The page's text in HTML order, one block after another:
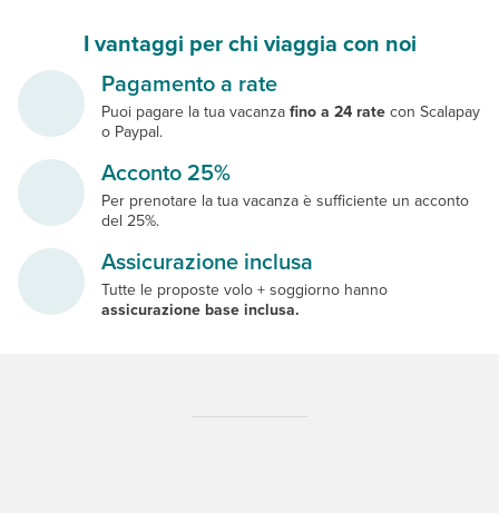
I vantaggi per chi viaggia con noi
Pagamento a rate
Puoi pagare la tua vacanzafino a 24 ratecon Scalapay
o Paypal.
Acconto 25%
Per prenotare la tua vacanza è sufficiente un acconto
del 25%.
Assicurazione inclusa
Tutte le proposte volo + soggiorno hanno
assicurazione base inclusa.